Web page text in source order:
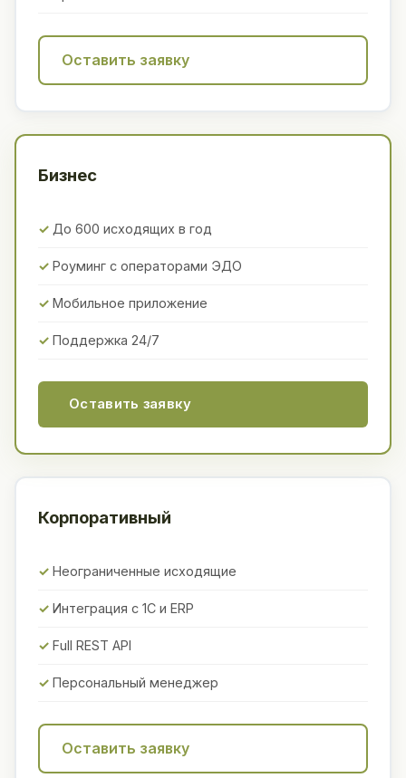
Оставить заявку
Бизнес
До 600 исходящих в год
Роуминг с операторами ЭДО
Мобильное приложение
Поддержка 24/7
Оставить заявку
Корпоративный
Неограниченные исходящие
Интеграция с 1С и ERP
Full REST API
Персональный менеджер
Оставить заявку